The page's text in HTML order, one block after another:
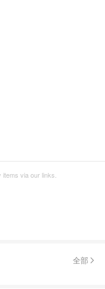
items via our links.
全部